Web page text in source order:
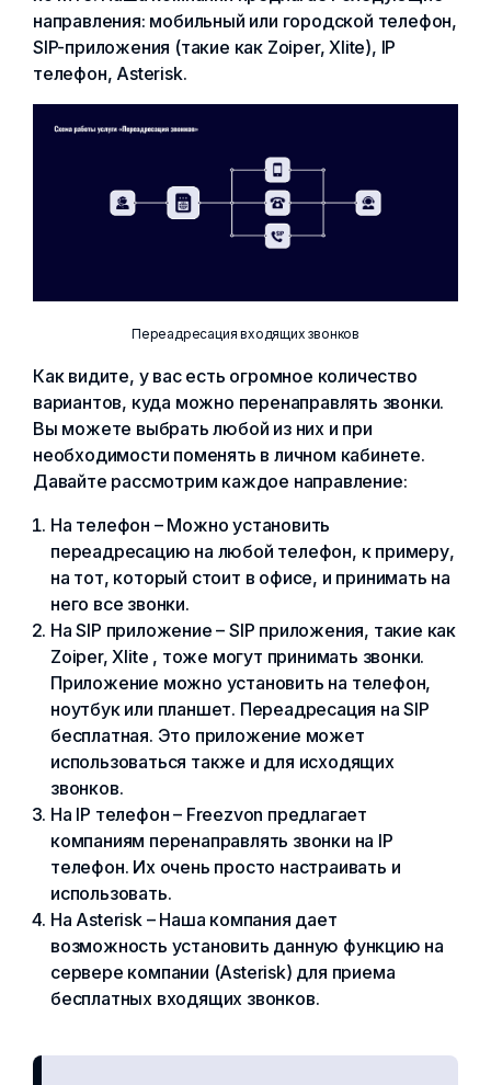
направления: мобильный или городской телефон,
SIP-приложения (такие как Zoiper, Xlite), IP
телефон, Asterisk.
Переадресация входящих звонков
Как видите, у вас есть огромное количество
вариантов, куда можно перенаправлять звонки.
Вы можете выбрать любой из них и при
необходимости поменять в личном кабинете.
Давайте рассмотрим каждое направление:
На телефон – Можно установить
переадресацию на любой телефон, к примеру,
на тот, который стоит в офисе, и принимать на
него все звонки.
На SIP приложение – SIP приложения, такие как
Zoiper, Xlite , тоже могут принимать звонки.
Приложение можно установить на телефон,
ноутбук или планшет. Переадресация на SIP
бесплатная. Это приложение может
использоваться также и для исходящих
звонков.
На IP телефон – Freezvon предлагает
компаниям перенаправлять звонки на IP
телефон. Их очень просто настраивать и
использовать.
На Asterisk – Наша компания дает
возможность установить данную функцию на
сервере компании (Asterisk) для приема
бесплатных входящих звонков.